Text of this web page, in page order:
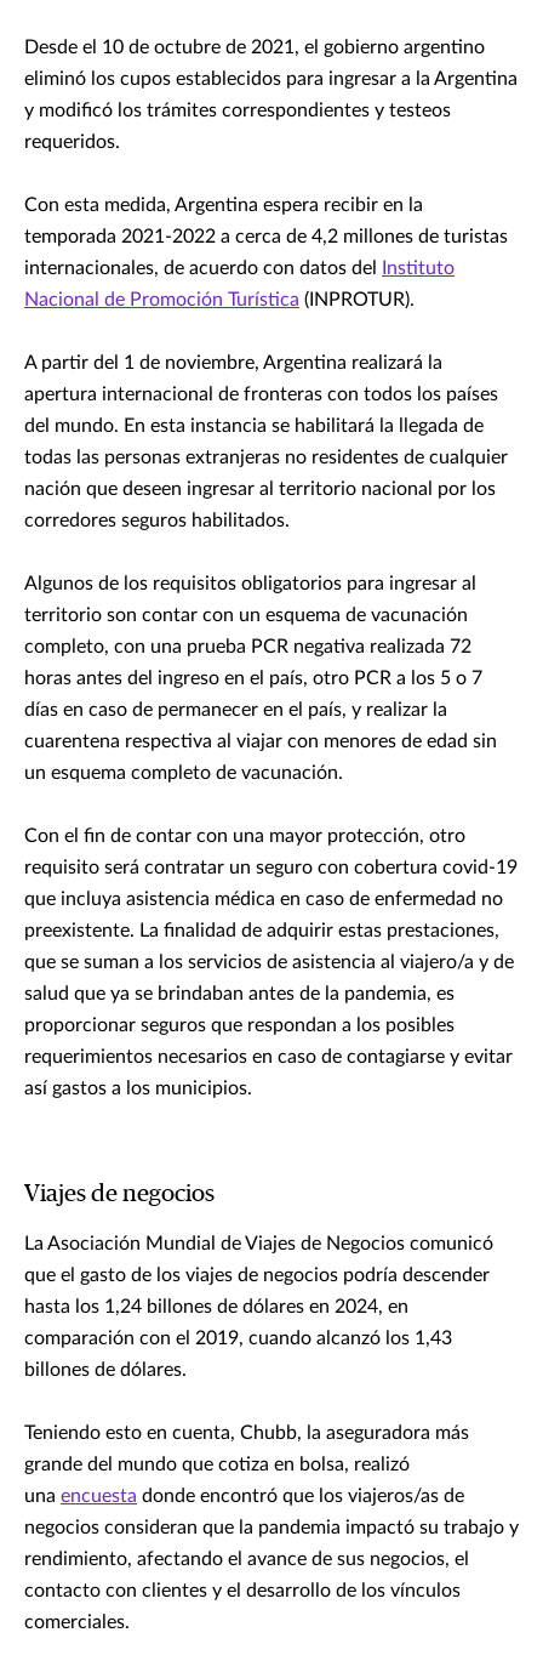
Desde el 10 de octubre de 2021, el gobierno argentino
eliminó los cupos establecidos para ingresar a la Argentina
y modificó los trámites correspondientes y testeos
requeridos.
Con esta medida, Argentina espera recibir en la
temporada 2021-2022 a cerca de 4,2 millones de turistas
internacionales, de acuerdo con datos del
Instituto
Nacional de Promoción Turística (INPROTUR).
A partir del 1 de noviembre, Argentina realizará la
apertura internacional de fronteras con todos los países
del mundo. En esta instancia se habilitará la llegada de
todas las personas extranjeras no residentes de cualquier
nación que deseen ingresar al territorio nacional por los
corredores seguros habilitados.
Algunos de los requisitos obligatorios para ingresar al
territorio son contar con un esquema de vacunación
completo, con una prueba PCR negativa realizada 72
horas antes del ingreso en el país, otro PCR a los 5 o 7
días en caso de permanecer en el país, y realizar la
cuarentena respectiva al viajar con menores de edad sin
un esquema completo de vacunación.
Con el fin de contar con una mayor protección, otro
requisito será contratar un seguro con cobertura covid-19
que incluya asistencia médica en caso de enfermedad no
preexistente. La finalidad de adquirir estas prestaciones,
que se suman a los servicios de asistencia al viajero/a y de
salud que ya se brindaban antes de la pandemia, es
proporcionar seguros que respondan a los posibles
requerimientos necesarios en caso de contagiarse y evitar
así gastos a los municipios.
Viajes de negocios
La Asociación Mundial de Viajes de Negocios comunicó
que el gasto de los viajes de negocios podría descender
hasta los 1,24 billones de dólares en 2024, en
comparación con el 2019, cuando alcanzó los 1,43
billones de dólares.
Teniendo esto en cuenta, Chubb, la aseguradora más
grande del mundo que cotiza en bolsa, realizó
una encuesta donde encontró que los viajeros/as de
negocios consideran que la pandemia impactó su trabajo y
rendimiento, afectando el avance de sus negocios, el
contacto con clientes y el desarrollo de los vínculos
comerciales.